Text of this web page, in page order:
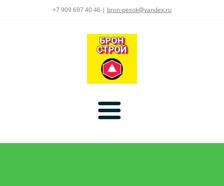
+7 909 697 40 46 | bron-pesok@yandex.ru
Главная